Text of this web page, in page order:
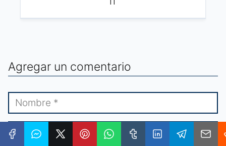
Agregar un comentario